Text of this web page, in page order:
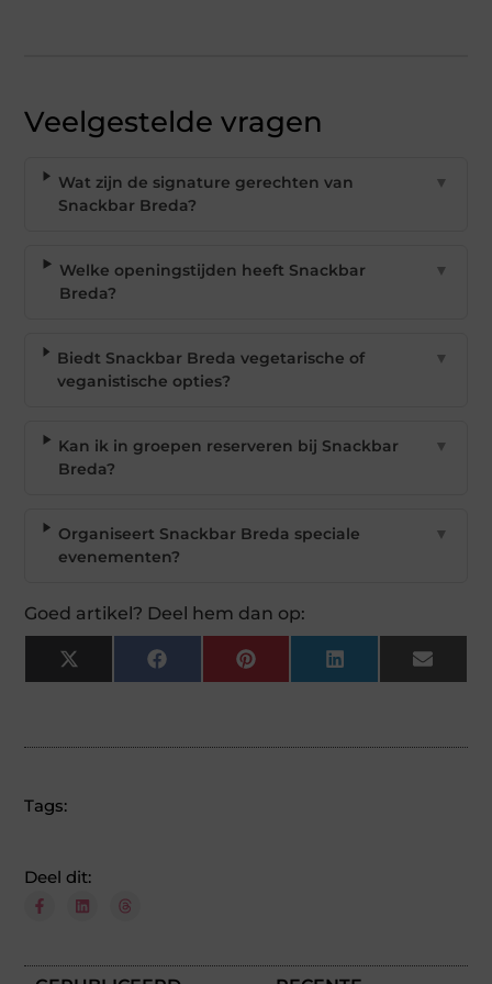
Veelgestelde vragen
Wat zijn de signature gerechten van
Snackbar Breda?
▼
Welke openingstijden heeft Snackbar
Breda?
▼
Biedt Snackbar Breda vegetarische of
veganistische opties?
▼
Kan ik in groepen reserveren bij Snackbar
Breda?
▼
Organiseert Snackbar Breda speciale
evenementen?
▼
Goed artikel? Deel hem dan op:
X
(Twitter)
Facebook Pinterest LinkedIn Email
Tags:
Deel dit: